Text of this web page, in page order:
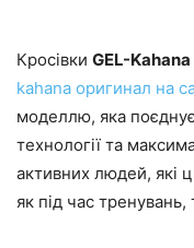
Кросівки GEL-Kahana
kahana оригинал на
моделлю, яка
технології та
активних людей, які
як під час